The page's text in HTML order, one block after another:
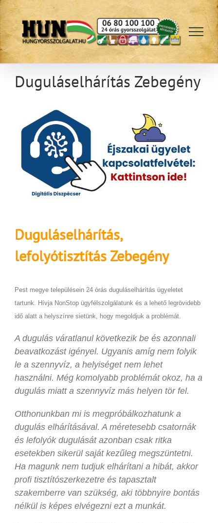
Kihagyás
Duguláselhárítás Zebegény
Duguláselhárítás,
lefolyótisztítás Zebegény
Pest megye településein 24 órás duguláselhárítás ügyeletet
tartunk. Hívja NonStop ügyfélszolgálatunk és a lehető legrövidebb
idő alatt a helyszínre sietünk, hogy megoldjuk a problémát.
A dugulás váratlanul következik be és azonnali
beavatkozást igényel. Ugyanis amíg nem folyik
le a szennyvíz, a helyiséget nem lehet
használni. Még komolyabb problémát okoz, ha a
dugulás miatt a szennyvíz más helyen tör fel.
Otthonunkban mi is megpróbálkozhatunk a
dugulás elhárításával. A méretesebb csatornák
és lefolyók dugulását azonban csak ritka
esetekben sikerül saját kezűleg megszüntetni.
Ha magunk nem tudjuk elhárítani a hibát, akkor
profi tisztítószerkezetre és tapasztalt
szakemberre van szükség, aki többnyire bontás
nélkül is képes elvégezni ezt a munkát.